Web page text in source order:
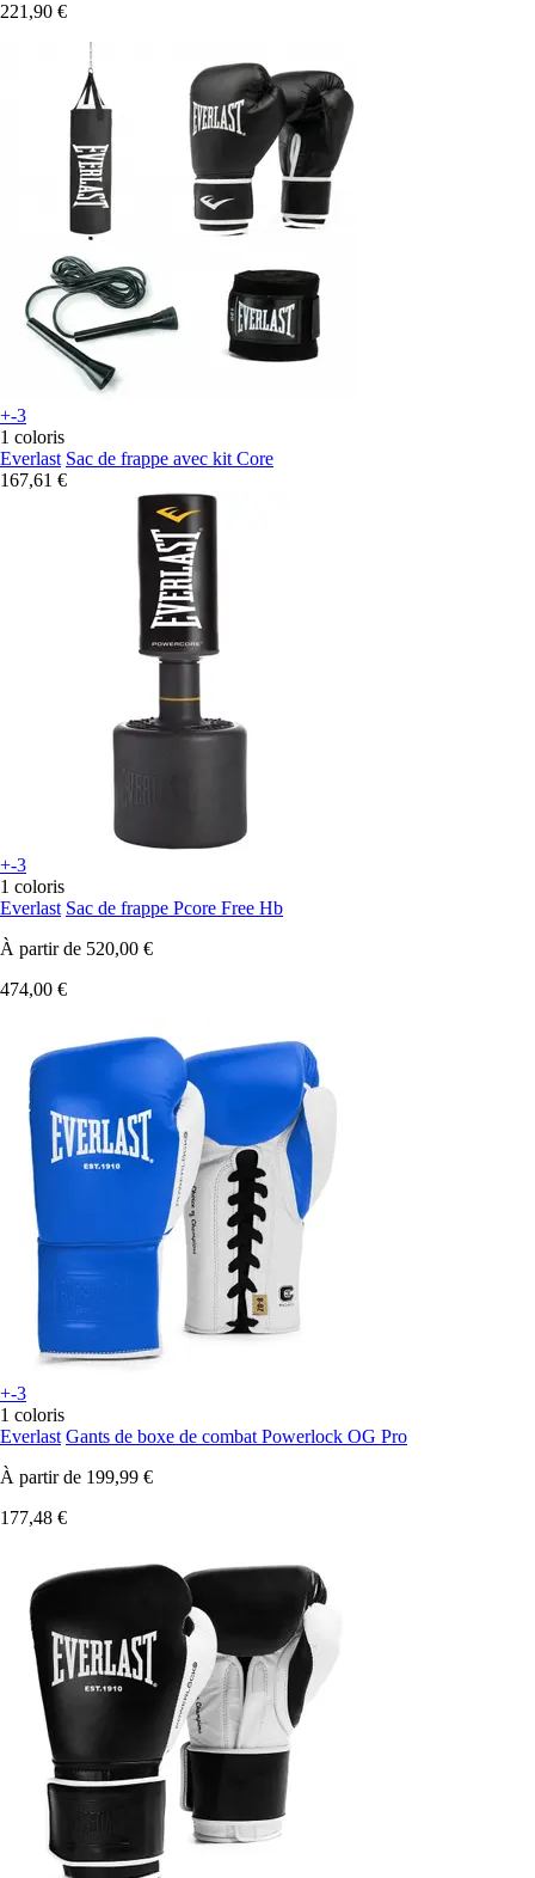
221,90 €
+-3
1 coloris
Everlast Sac de frappe avec kit Core
167,61 €
+-3
1 coloris
Everlast Sac de frappe Pcore Free Hb
À partir de 520,00 €
474,00 €
+-3
1 coloris
Everlast Gants de boxe de combat Powerlock OG Pro
À partir de 199,99 €
177,48 €